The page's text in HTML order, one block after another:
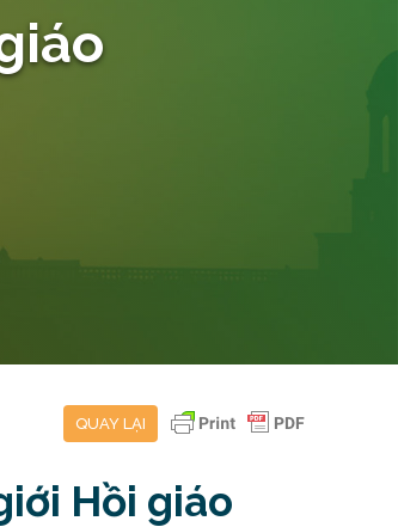
QUAY LẠI
Hồi giáo